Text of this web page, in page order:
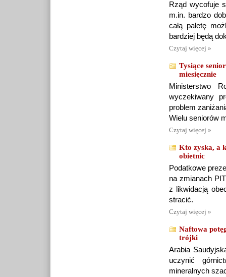
Rząd wycofuje
m.in. bardzo
całą paletę
bardziej będą
Czytaj więcej »
Tysiące
miesięcznie
Ministerstwo
wyczekiwany
problem
Wielu seniorów
Czytaj więcej »
Kto zyska, a
obietnic
Podatkowe
na zmianach
z likwidacją
stracić.
Czytaj więcej »
Naftowa
trójki
Arabia
uczynić
mineralnych